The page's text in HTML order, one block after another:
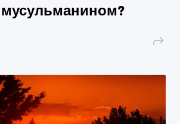
мусульманином?